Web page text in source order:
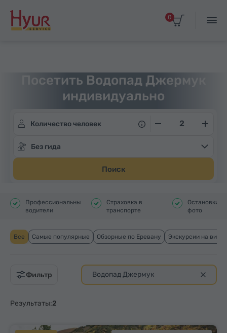
0
Посетить Водопад Джермук
индивидуально
Количество человек
Без гида
Поиск
Профессиональные
водители
Страховка в
транспорте
Остановки
фото
Все Самые популярные Обзорные по Еревану Экскурсии на
Результаты:2
Фильтр Водопад Джермук